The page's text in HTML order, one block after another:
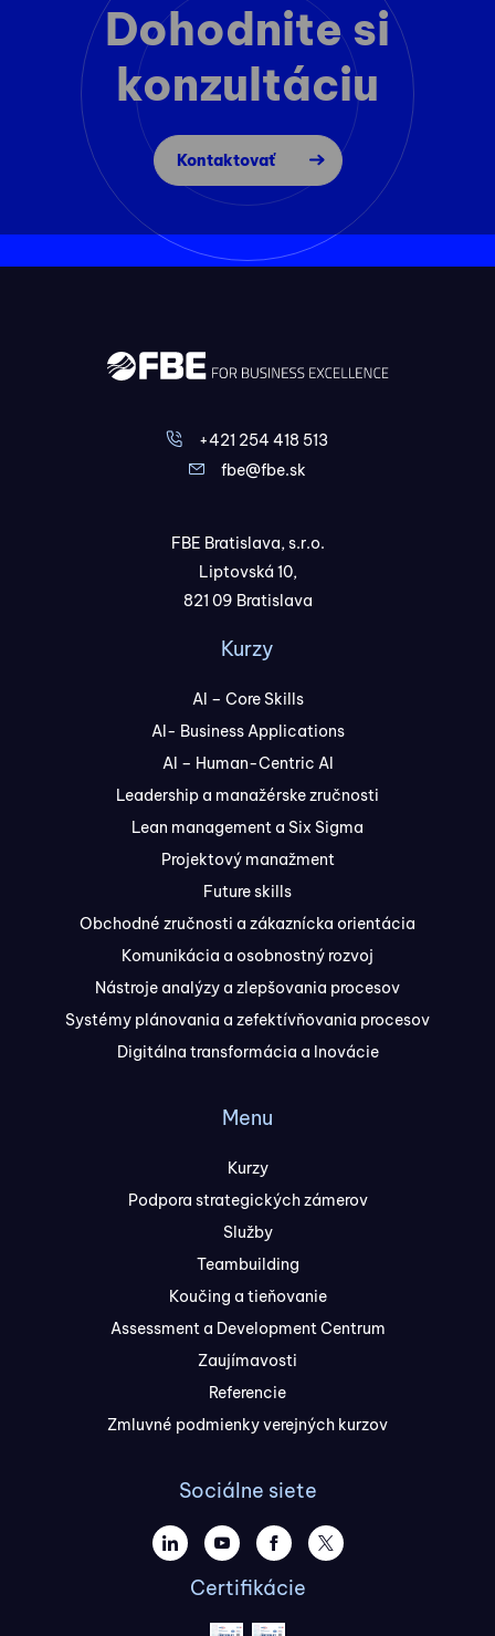
Dohodnite si
konzultáciu
Kontaktovať
+421 254 418 513
fbe@fbe.sk
FBE Bratislava, s.r.o.
Liptovská 10,
821 09 Bratislava
Kurzy
AI – Core Skills
AI- Business Applications
AI – Human-Centric AI
Leadership a manažérske zručnosti
Lean management a Six Sigma
Projektový manažment
Future skills
Obchodné zručnosti a zákaznícka orientácia
Komunikácia a osobnostný rozvoj
Nástroje analýzy a zlepšovania procesov
Systémy plánovania a zefektívňovania procesov
Digitálna transformácia a Inovácie
Menu
Kurzy
Podpora strategických zámerov
Služby
Teambuilding
Koučing a tieňovanie
Assessment a Development Centrum
Zaujímavosti
Referencie
Zmluvné podmienky verejných kurzov
Sociálne siete
Certifikácie